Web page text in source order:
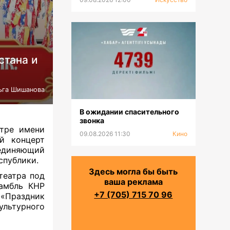
и
Шишанова
имени
концерт
под
КНР
В ожидании спасительного
звонка
09.08.2026 11:30 Кино
Здесь могла бы быть
ваша реклама
+7 (705) 715 70 96